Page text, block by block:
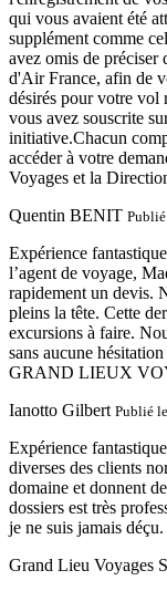
qui vous avaient été
supplément comme
avez omis de préciser
d'Air France, afin de
désirés pour votre vol
vous avez souscrite
initiative.Chacun
accéder à votre
Voyages et la
Quentin BENIT
Expérience
l’agent de voyage,
rapidement un devis.
pleins la tête. Cette
excursions à faire.
sans aucune
GRAND LIEUX
Ianotto Gilbert Publié le
Expérience
diverses des clients
domaine et donnent
dossiers est très
je ne suis jamais déçu.
Grand Lieu Voyages